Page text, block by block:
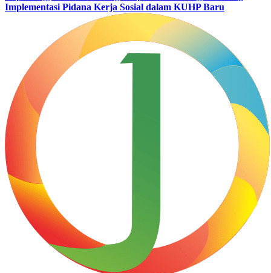
Implementasi Pidana Kerja Sosial dalam KUHP Baru